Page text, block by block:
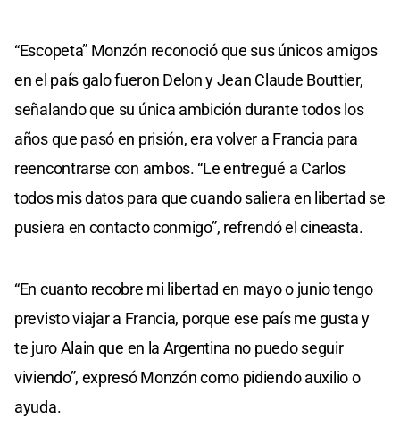
“Escopeta” Monzón reconoció que sus únicos amigos
en el país galo fueron Delon y Jean Claude Bouttier,
señalando que su única ambición durante todos los
años que pasó en prisión, era volver a Francia para
reencontrarse con ambos. “Le entregué a Carlos
todos mis datos para que cuando saliera en libertad se
pusiera en contacto conmigo”, refrendó el cineasta.
“En cuanto recobre mi libertad en mayo o junio tengo
previsto viajar a Francia, porque ese país me gusta y
te juro Alain que en la Argentina no puedo seguir
viviendo”, expresó Monzón como pidiendo auxilio o
ayuda.